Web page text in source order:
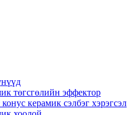
төгсгөлийн эффектор
керамик сэлбэг хэрэгсэл